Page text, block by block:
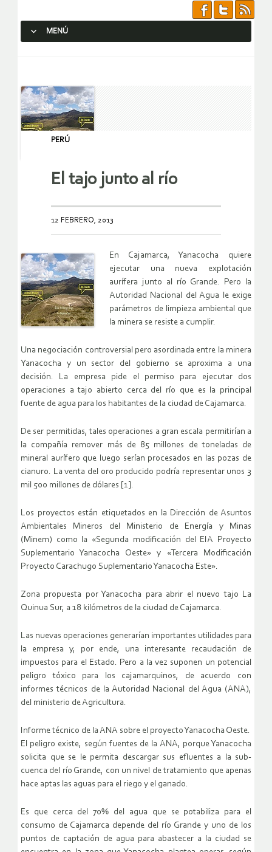
MENÚ
PERÚ
El tajo junto al río
12 FEBRERO, 2013
En Cajamarca, Yanacocha quiere
ejecutar una nueva explotación
aurífera junto al río Grande. Pero la
Autoridad Nacional del Agua le exige
parámetros de limpieza ambiental que
la minera se resiste a cumplir.
Una negociación controversial pero asordinada entre la minera
Yanacocha y un sector del gobierno se aproxima a una
decisión. La empresa pide el permiso para ejecutar dos
operaciones a tajo abierto cerca del río que es la principal
fuente de agua para los habitantes de la ciudad de Cajamarca.
De ser permitidas, tales operaciones a gran escala permitirían a
la compañía remover más de 85 millones de toneladas de
mineral aurífero que luego serían procesados en las pozas de
cianuro. La venta del oro producido podría representar unos 3
mil 500 millones de dólares [1].
Los proyectos están etiquetados en la Dirección de Asuntos
Ambientales Mineros del Ministerio de Energía y Minas
(Minem) como la «Segunda modificación del EIA Proyecto
Suplementario Yanacocha Oeste» y «Tercera Modificación
Proyecto Carachugo Suplementario Yanacocha Este».
Zona propuesta por Yanacocha para abrir el nuevo tajo La
Quinua Sur, a 18 kilómetros de la ciudad de Cajamarca.
Las nuevas operaciones generarían importantes utilidades para
la empresa y, por ende, una interesante recaudación de
impuestos para el Estado. Pero a la vez suponen un potencial
peligro tóxico para los cajamarquinos, de acuerdo con
informes técnicos de la Autoridad Nacional del Agua (ANA),
del ministerio de Agricultura.
Informe técnico de la ANA sobre el proyecto Yanacocha Oeste.
El peligro existe, según fuentes de la ANA, porque Yanacocha
solicita que se le permita descargar sus efluentes a la sub-
cuenca del río Grande, con un nivel de tratamiento que apenas
hace aptas las aguas para el riego y el ganado.
Es que cerca del 70% del agua que se potabiliza para el
consumo de Cajamarca depende del río Grande y uno de los
puntos de captación de agua para abastecer a la ciudad se